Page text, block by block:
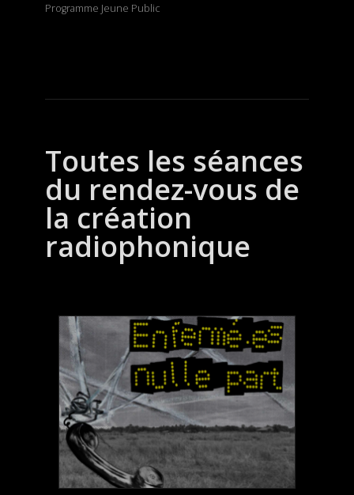
Programme Jeune Public
Toutes les séances
du rendez-vous de
la création
radiophonique